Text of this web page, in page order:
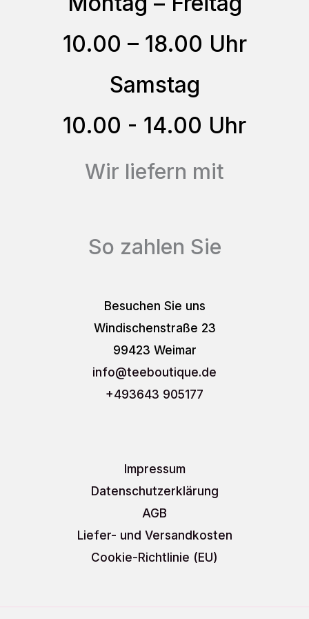
auf
Produktseite
werden
10.00 – 18.00 Uhr
Samstag
10.00 - 14.00 Uhr
Wir liefern mit
So zahlen Sie
Besuchen Sie uns
Windischenstraße 23
99423 Weimar
info@teeboutique.de
+493643 905177
Impressum
Datenschutzerklärung
AGB
Liefer- und Versandkosten
Cookie-Richtlinie (EU)